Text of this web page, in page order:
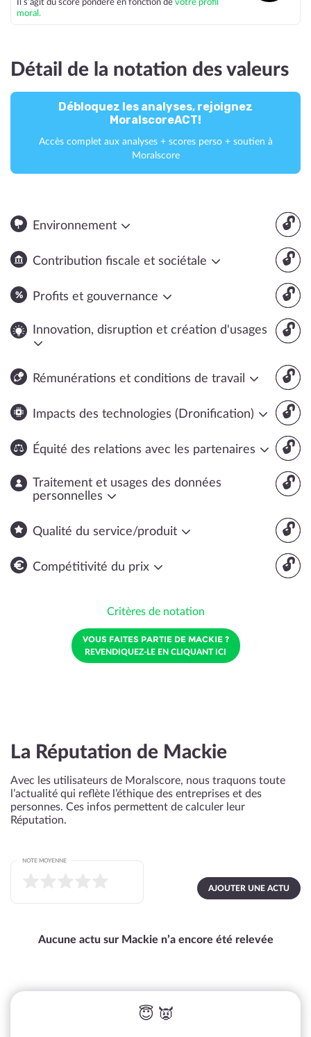
Il s’agit du score pondéré en fonction de votre profil
moral.
Détail de la notation des valeurs
Débloquez les analyses, rejoignez
MoralscoreACT!
Accès complet aux analyses + scores perso + soutien à
Moralscore
🔓
Environnement
🔓
Contribution fiscale et sociétale
🔓
Profits et gouvernance
🔓
Innovation, disruption et création d'usages
🔓
Rémunérations et conditions de travail
🔓
Impacts des technologies (Dronification)
🔓
Équité des relations avec les partenaires
🔓
Traitement et usages des données
personnelles
🔓
Qualité du service/produit
🔓
Compétitivité du prix
Critères de notation
VOUS FAITES PARTIE DE MACKIE ?
REVENDIQUEZ-LE EN CLIQUANT ICI
La Réputation de Mackie
Avec les utilisateurs de Moralscore, nous traquons toute
l’actualité qui reflète l’éthique des entreprises et des
personnes. Ces infos permettent de calculer leur
Réputation.
AJOUTER UNE ACTU
NOTE MOYENNE
Aucune actu sur Mackie n’a encore été relevée
😇 👿